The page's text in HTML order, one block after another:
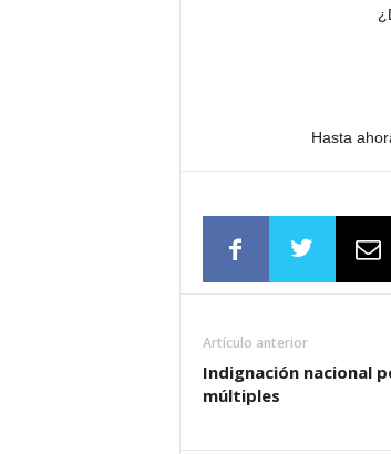
Hasta
Artículo anterior
Indignación nacional
múltiples